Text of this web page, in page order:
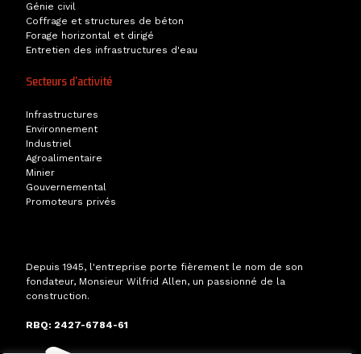
Génie civil
Coffrage et structures de béton
Forage horizontal et dirigé
Entretien des infrastructures d'eau
Secteurs d'activité
Infrastructures
Environnement
Industriel
Agroalimentaire
Minier
Gouvernemental
Promoteurs privés
Depuis 1945, l'entreprise porte fièrement le nom de son
fondateur, Monsieur Wilfrid Allen, un passionné de la
construction.
RBQ: 2427-6784-61